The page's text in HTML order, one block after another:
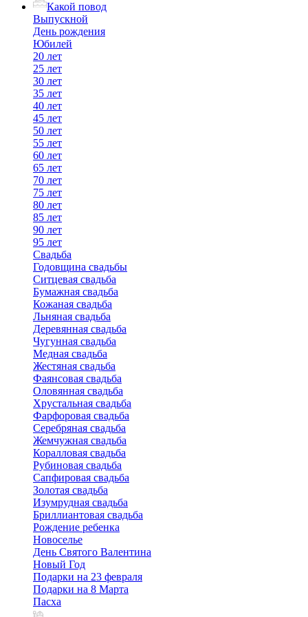
Какой повод
Выпускной
День рождения
Юбилей
20 лет
25 лет
30 лет
35 лет
40 лет
45 лет
50 лет
55 лет
60 лет
65 лет
70 лет
75 лет
80 лет
85 лет
90 лет
95 лет
Свадьба
Годовщина свадьбы
Ситцевая свадьба
Бумажная свадьба
Кожаная свадьба
Льняная свадьба
Деревянная свадьба
Чугунная свадьба
Медная свадьба
Жестяная свадьба
Фаянсовая свадьба
Оловянная свадьба
Хрустальная свадьба
Фарфоровая свадьба
Серебряная свадьба
Жемчужная свадьба
Коралловая свадьба
Рубиновая свадьба
Сапфировая свадьба
Золотая свадьба
Изумрудная свадьба
Бриллиантовая свадьба
Рождение ребенка
Новоселье
День Святого Валентина
Новый Год
Подарки на 23 февраля
Подарки на 8 Марта
Пасха